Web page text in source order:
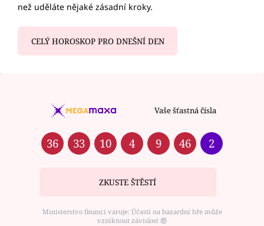
než uděláte nějaké zásadní kroky.
CELÝ HOROSKOP PRO DNEŠNÍ DEN
Vaše šťastná čísla
36 33 10 4 9 46 2
ZKUSTE ŠTĚSTÍ
Ministerstvo financí varuje: Účastí na hazardní hře může
vzniknout závislost ⑱